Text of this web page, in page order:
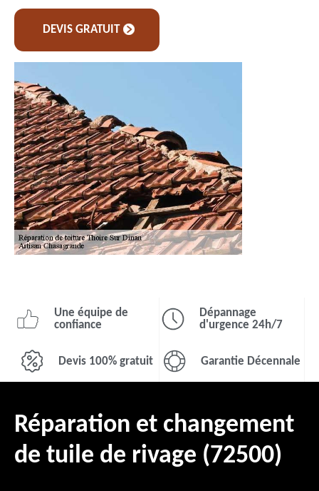
DEVIS GRATUIT
Une équipe de
confiance
Dépannage
d'urgence 24h/7
Devis 100% gratuit Garantie Décennale
Réparation et changement
de tuile de rivage (72500)